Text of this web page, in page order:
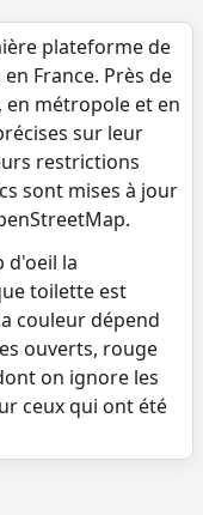
plateforme de
France. Près de
en métropole et en
sur leur
restrictions
sont mises à jour
d'oeil la
toilette est
couleur dépend
ouverts, rouge
on ignore les
ceux qui ont été